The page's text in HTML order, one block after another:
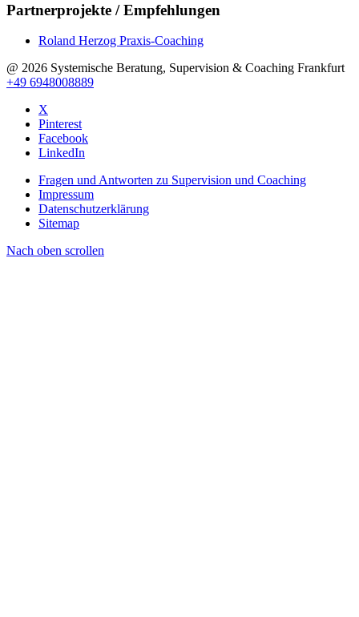
Partnerprojekte / Empfehlungen
Roland Herzog Praxis-Coaching
@ 2026 Systemische Beratung, Supervision & Coaching Frankfurt
+49 6948008889
X
Pinterest
Facebook
LinkedIn
Fragen und Antworten zu Supervision und Coaching
Impressum
Datenschutzerklärung
Sitemap
Nach oben scrollen